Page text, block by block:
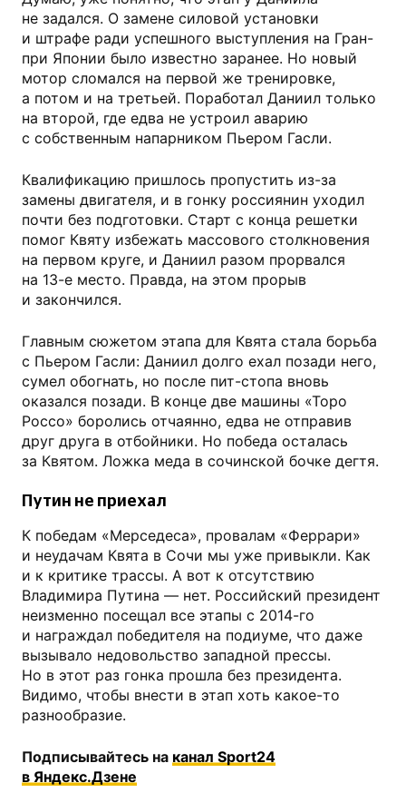
не задался. О замене силовой установки
и штрафе ради успешного выступления на Гран-
при Японии было известно заранее. Но новый
мотор сломался на первой же тренировке,
а потом и на третьей. Поработал Даниил только
на второй, где едва не устроил аварию
с собственным напарником Пьером Гасли.
Квалификацию пришлось пропустить из-за
замены двигателя, и в гонку россиянин уходил
почти без подготовки. Старт с конца решетки
помог Квяту избежать массового столкновения
на первом круге, и Даниил разом прорвался
на 13-е место. Правда, на этом прорыв
и закончился.
Главным сюжетом этапа для Квята стала борьба
с Пьером Гасли: Даниил долго ехал позади него,
сумел обогнать, но после пит-стопа вновь
оказался позади. В конце две машины «Торо
Россо» боролись отчаянно, едва не отправив
друг друга в отбойники. Но победа осталась
за Квятом. Ложка меда в сочинской бочке дегтя.
Путин не приехал
К победам «Мерседеса», провалам «Феррари»
и неудачам Квята в Сочи мы уже привыкли. Как
и к критике трассы. А вот к отсутствию
Владимира Путина — нет. Российский президент
неизменно посещал все этапы с 2014-го
и награждал победителя на подиуме, что даже
вызывало недовольство западной прессы.
Но в этот раз гонка прошла без президента.
Видимо, чтобы внести в этап хоть какое-то
разнообразие.
Подписывайтесь на канал Sport24
в Яндекс.Дзене